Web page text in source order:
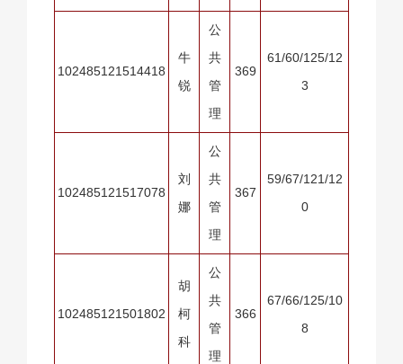
102485121514418
牛
锐
公
共
管
理
369
61/60/125/12
3
102485121517078
刘
娜
公
共
管
理
367
59/67/121/12
0
102485121501802
胡
柯
科
公
共
管
理
366
67/66/125/10
8